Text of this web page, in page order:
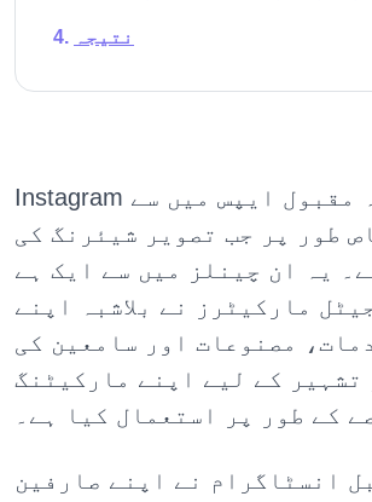
نتیجہ
Instagram سب سے زیادہ مقبول ایپس میں سے
طور پر جب تصویر شیئرنگ کی
یہ ان چینلز میں سے ایک ہے
مارکیٹرز نے بلاشبہ اپنے
مصنوعات اور سامعین کی
تشہیر کے لیے اپنے مارکیٹنگ
کے طور پر استعمال کیا ہے۔
انسٹاگرام نے اپنے صارفین